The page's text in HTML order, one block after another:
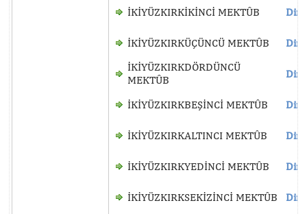
İKİYÜZKIRKİKİNCİ MEKTÛB
İKİYÜZKIRKÜÇÜNCÜ MEKTÛB
İKİYÜZKIRKDÖRDÜNCÜ
MEKTÛB
İKİYÜZKIRKBEŞİNCİ MEKTÛB
İKİYÜZKIRKALTINCI MEKTÛB
İKİYÜZKIRKYEDİNCİ MEKTÛB
İKİYÜZKIRKSEKİZİNCİ MEKTÛB